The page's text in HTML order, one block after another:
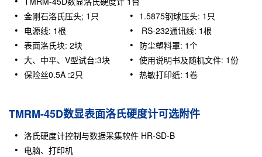
金刚石洛氏压头; 1只
电源线: 1根
表面洛氏块: 2块
大、中平、V型试台:3块
保险丝0.5A :2只
1.5875钢球压头: 1只
RS-232通讯线: 1根
防尘塑料罩: 1个
使用说明书及随机文件: 1份
热敏打印纸: 1卷
TMRM-45D数显表面洛氏硬度计可选附件
洛氏硬度计控制与数据采集软件 HR-SD-B
电脑、打印机